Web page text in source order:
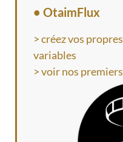
• OtaimFlux
> créez vos
variables
> voir nos